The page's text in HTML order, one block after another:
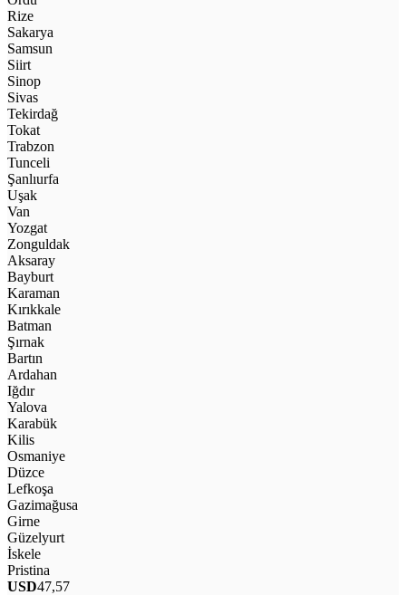
Rize
Sakarya
Samsun
Siirt
Sinop
Sivas
Tekirdağ
Tokat
Trabzon
Tunceli
Şanlıurfa
Uşak
Van
Yozgat
Zonguldak
Aksaray
Bayburt
Karaman
Kırıkkale
Batman
Şırnak
Bartın
Ardahan
Iğdır
Yalova
Karabük
Kilis
Osmaniye
Düzce
Lefkoşa
Gazimağusa
Girne
Güzelyurt
İskele
Pristina
USD47,57